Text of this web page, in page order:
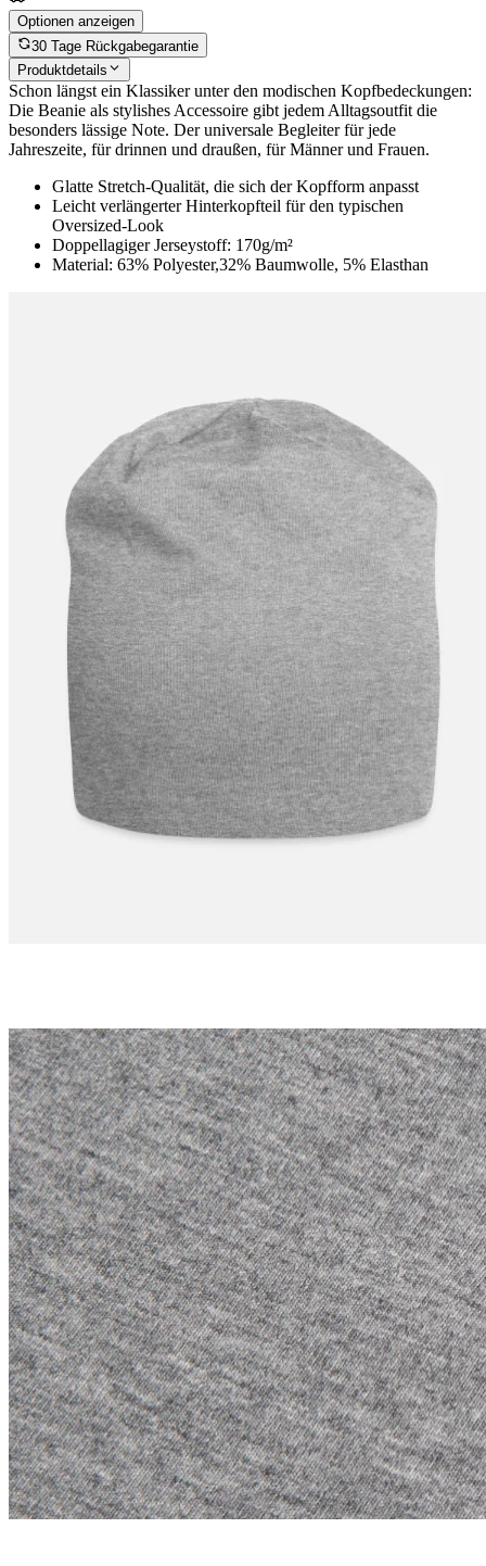
Optionen anzeigen
30 Tage Rückgabegarantie
Produktdetails
Schon längst ein Klassiker unter den modischen Kopfbedeckungen:
Die Beanie als stylishes Accessoire gibt jedem Alltagsoutfit die
besonders lässige Note. Der universale Begleiter für jede
Jahreszeite, für drinnen und draußen, für Männer und Frauen.
Glatte Stretch-Qualität, die sich der Kopfform anpasst
Leicht verlängerter Hinterkopfteil für den typischen
Oversized-Look
Doppellagiger Jerseystoff: 170g/m²
Material: 63% Polyester,32% Baumwolle, 5% Elasthan